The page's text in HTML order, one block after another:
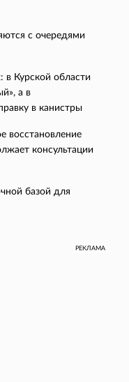
с очередями
в Курской области
а в
в канистры
восстановление
консультации
базой для
РЕКЛАМА